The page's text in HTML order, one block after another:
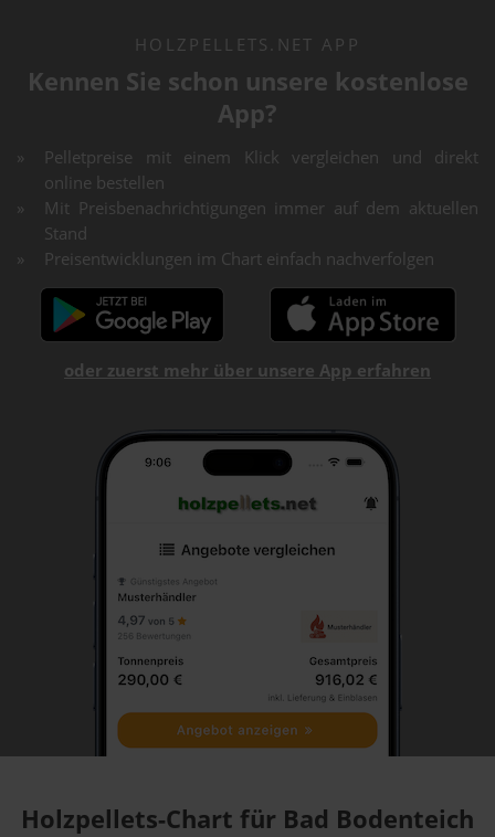
HOLZPELLETS.NET APP
Kennen Sie schon unsere kostenlose
App?
Pelletpreise mit einem Klick vergleichen und direkt
online bestellen
Mit Preisbenachrichtigungen immer auf dem aktuellen
Stand
Preisentwicklungen im Chart einfach nachverfolgen
oder zuerst mehr über unsere App erfahren
Holzpellets-Chart für Bad Bodenteich